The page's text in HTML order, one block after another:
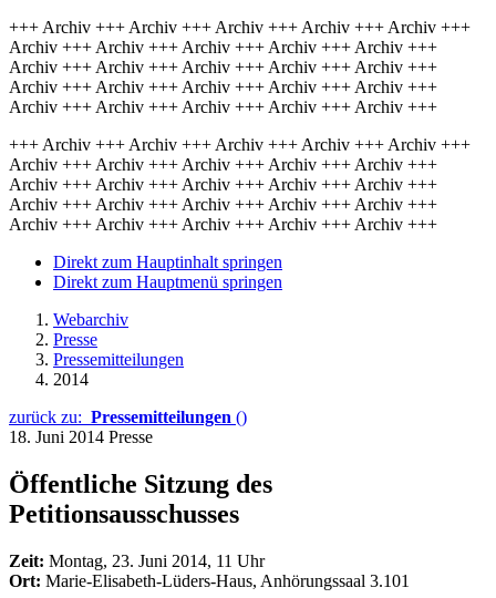
+++ Archiv +++ Archiv +++ Archiv +++ Archiv +++ Archiv +++
Archiv +++ Archiv +++ Archiv +++ Archiv +++ Archiv +++
Archiv +++ Archiv +++ Archiv +++ Archiv +++ Archiv +++
Archiv +++ Archiv +++ Archiv +++ Archiv +++ Archiv +++
Archiv +++ Archiv +++ Archiv +++ Archiv +++ Archiv +++
+++ Archiv +++ Archiv +++ Archiv +++ Archiv +++ Archiv +++
Archiv +++ Archiv +++ Archiv +++ Archiv +++ Archiv +++
Archiv +++ Archiv +++ Archiv +++ Archiv +++ Archiv +++
Archiv +++ Archiv +++ Archiv +++ Archiv +++ Archiv +++
Archiv +++ Archiv +++ Archiv +++ Archiv +++ Archiv +++
Direkt zum Hauptinhalt springen
Direkt zum Hauptmenü springen
Webarchiv
Presse
Pressemitteilungen
2014
zurück zu: Pressemitteilungen ()
18. Juni 2014 Presse
Öffentliche Sitzung des
Petitionsausschusses
Zeit: Montag, 23. Juni 2014, 11 Uhr
Ort: Marie-Elisabeth-Lüders-Haus, Anhörungssaal 3.101